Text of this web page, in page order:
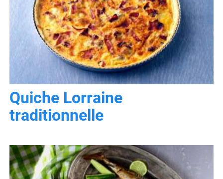
Quiche Lorraine
traditionnelle